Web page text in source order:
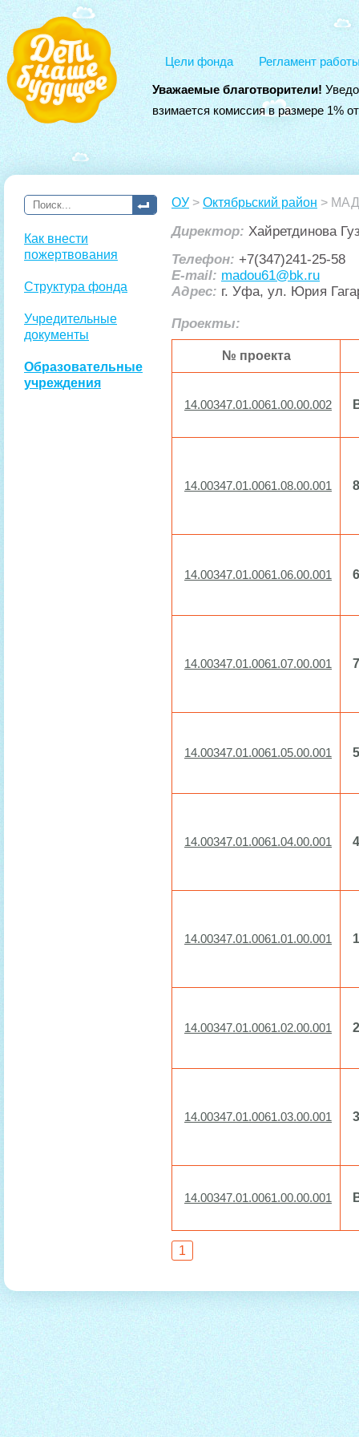
Цели фонда Регламент
Уважаемые благотворители!
взимается комиссия в размере 1%
Как внести
пожертвования
Структура фонда
Учредительные
документы
Образовательные
учреждения
ОУ > Октябрьский район >
Директор: Хайретдинова
Телефон: +7(347)241-25-58
E-mail: madou61@bk.ru
Адрес: г. Уфа, ул. Юрия
Проекты:
№ проекта
14.00347.01.0061.00.00.002
14.00347.01.0061.08.00.001
14.00347.01.0061.06.00.001
14.00347.01.0061.07.00.001
14.00347.01.0061.05.00.001
14.00347.01.0061.04.00.001
14.00347.01.0061.01.00.001
14.00347.01.0061.02.00.001
14.00347.01.0061.03.00.001
14.00347.01.0061.00.00.001
1